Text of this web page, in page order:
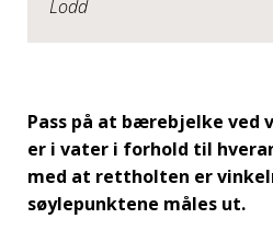
Lodd
Pass på at bærebjelke ved
er i vater i forhold til
med at rettholten er
søylepunktene måles ut.